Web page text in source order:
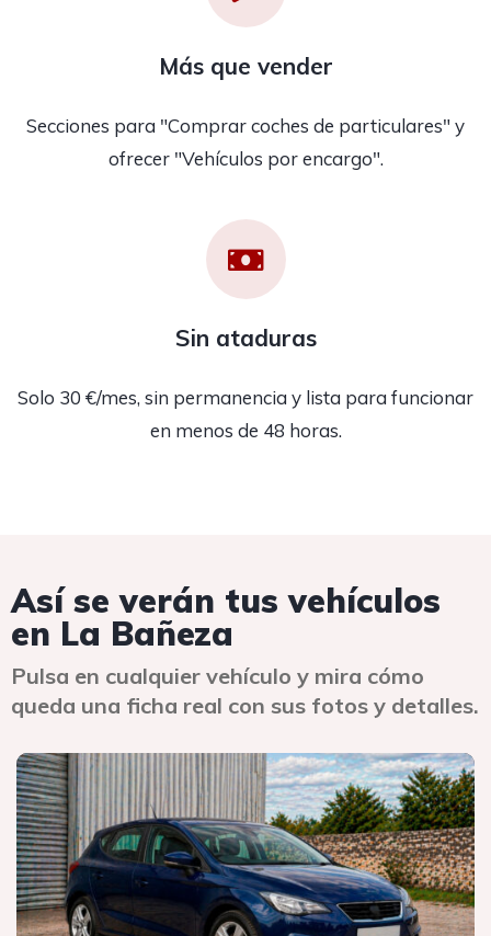
Más que vender
Secciones para "Comprar coches de particulares" y
ofrecer "Vehículos por encargo".
Sin ataduras
Solo 30 €/mes, sin permanencia y lista para funcionar
en menos de 48 horas.
Así se verán tus vehículos
en La Bañeza
Pulsa en cualquier vehículo y mira cómo
queda una ficha real con sus fotos y detalles.